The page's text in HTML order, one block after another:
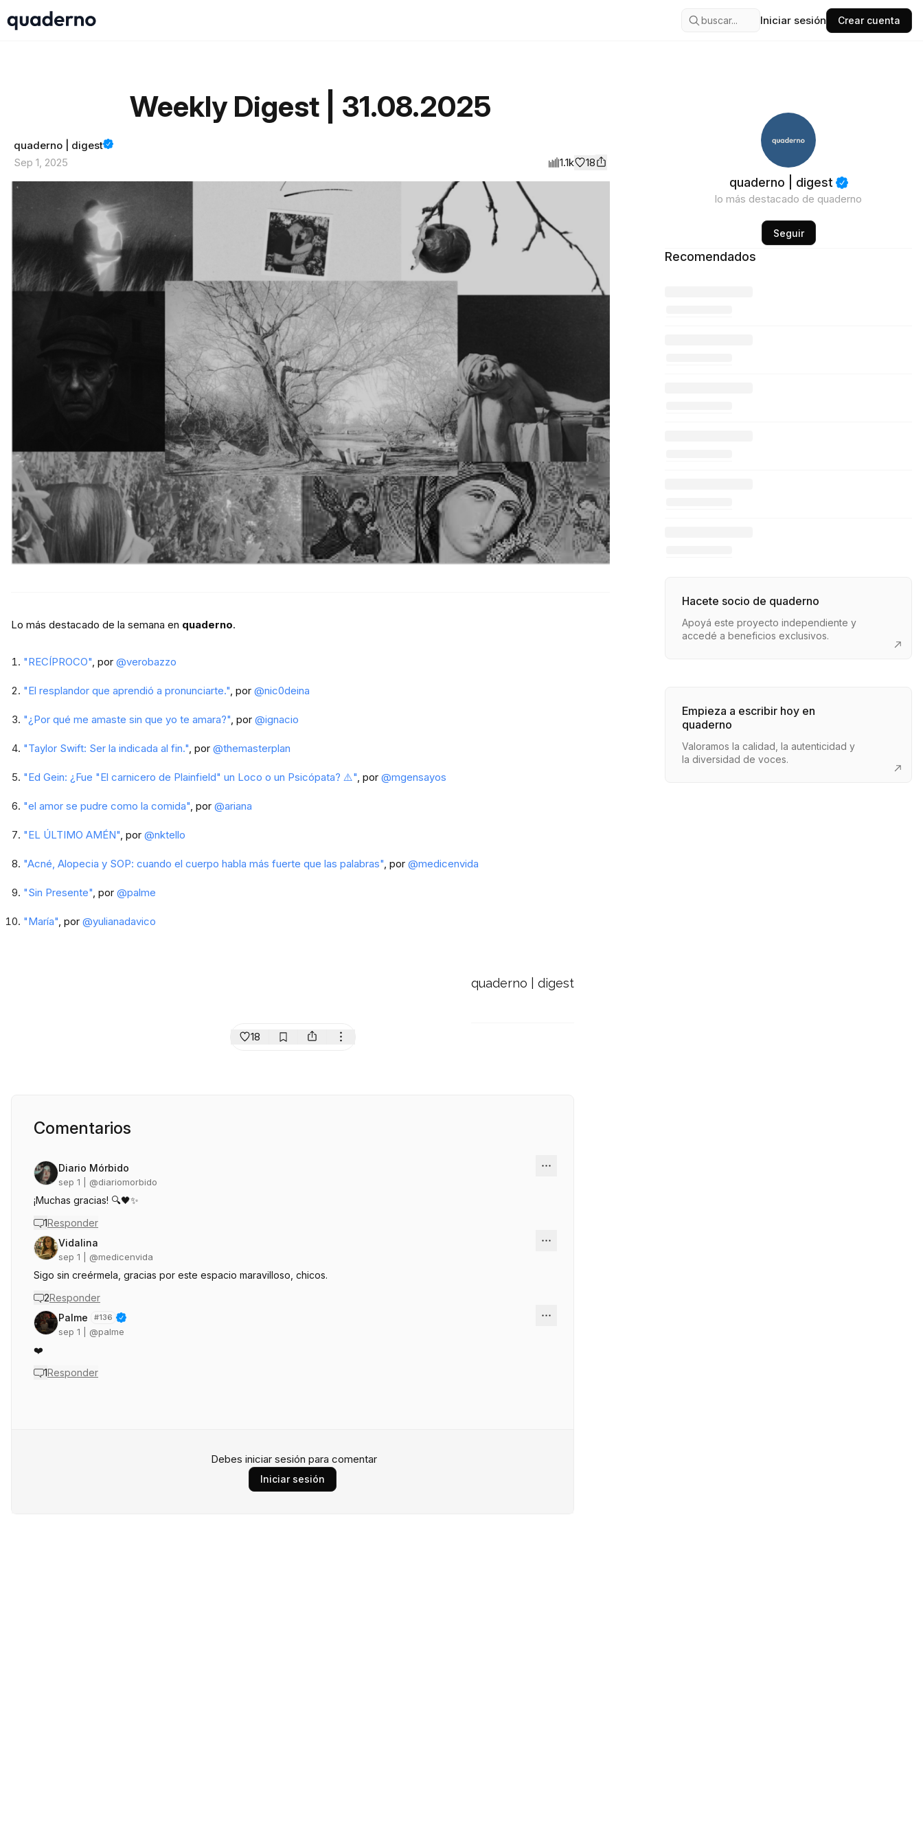
buscar... Iniciar sesión Crear cuenta
Weekly Digest | 31.08.2025
quaderno | digest
Sep 1, 2025
1.1k 18
Lo más destacado de la semana en quaderno.
"RECÍPROCO" , por @verobazzo
"El resplandor que aprendió a pronunciarte." , por @nic0deina
"¿Por qué me amaste sin que yo te amara?" , por @ignacio
"Taylor Swift: Ser la indicada al fin." , por @themasterplan
"Ed Gein: ¿Fue "El carnicero de Plainfield" un Loco o un Psicópata? ⚠️" , por @mgensayos
"el amor se pudre como la comida" , por @ariana
"EL ÚLTIMO AMÉN" , por @nktello
"Acné, Alopecia y SOP: cuando el cuerpo habla más fuerte que las palabras" , por @medicenvida
"Sin Presente" , por @palme
"María" , por @yulianadavico
quaderno | digest
18
Comentarios
Diario Mórbido
sep 1 | @diariomorbido
¡Muchas gracias! 🔍🖤✨️
1Responder
Vidalina
sep 1 | @medicenvida
Sigo sin creérmela, gracias por este espacio maravilloso, chicos.
2Responder
Palme
#136
sep 1 | @palme
❤️
1Responder
Debes iniciar sesión para comentar
Iniciar sesión
quaderno | digest
lo más destacado de quaderno
Seguir
Recomendados
Hacete socio de quaderno
Apoyá este proyecto independiente y
accedé a beneficios exclusivos.
Empieza a escribir hoy en
quaderno
Valoramos la calidad, la autenticidad y
la diversidad de voces.